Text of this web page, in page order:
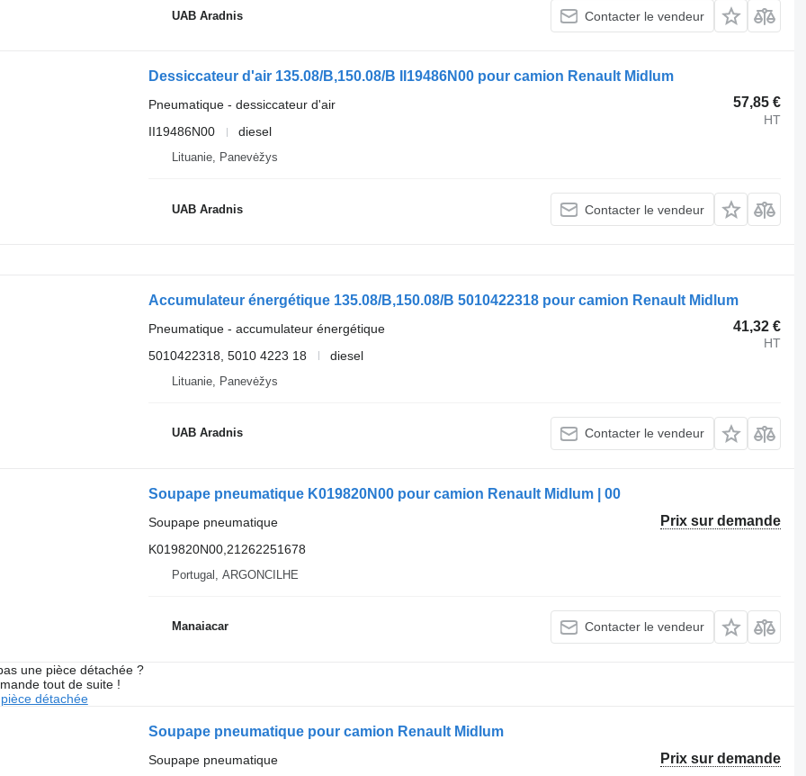
UAB Aradnis Contacter le vendeur
Dessiccateur d'air 135.08/B,150.08/B II19486N00 pour camion Renault Midlum
57,85 €
HT
Pneumatique - dessiccateur d'air
II19486N00
diesel
Lituanie, Panevėžys
UAB Aradnis Contacter le vendeur
Accumulateur énergétique 135.08/B,150.08/B 5010422318 pour camion Renault Midlum
41,32 €
HT
Pneumatique - accumulateur énergétique
5010422318, 5010 4223 18
diesel
Lituanie, Panevėžys
UAB Aradnis Contacter le vendeur
Soupape pneumatique K019820N00 pour camion Renault Midlum | 00
Prix sur demande
Soupape pneumatique
K019820N00,21262251678
Portugal, ARGONCILHE
Manaiacar Contacter le vendeur
une pièce détachée ?
tout de suite !
détachée
Soupape pneumatique pour camion Renault Midlum
Prix sur demande
Soupape pneumatique